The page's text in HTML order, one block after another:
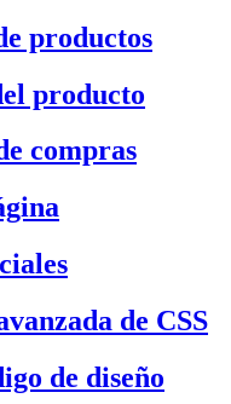
productos
producto
compras
de CSS
de diseño